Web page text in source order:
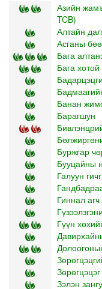
Азийн
TCB)
Алтайн
Асганы
Бага
Бага
Банан
Барагшун
Буржгар
Бууцайны
Галуун
Гиннал
Гүүн
Зөрөгцэцэг
Зэлэн